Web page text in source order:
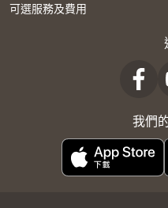
可選服務及費用
我們